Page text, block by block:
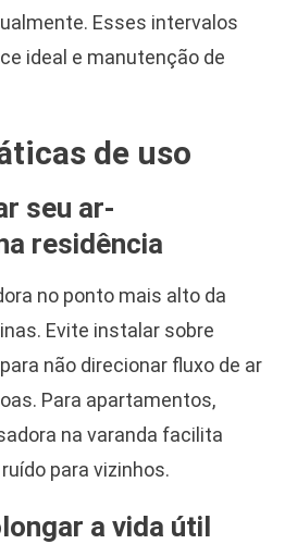
Esses intervalos
ideal e manutenção de
de uso
seu ar-
residência
no ponto mais alto da
Evite instalar sobre
não direcionar fluxo de ar
Para apartamentos,
na varanda facilita
para vizinhos.
a vida útil